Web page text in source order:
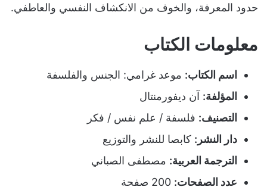
حدود المعرفة، والخوف من الانكشاف النفسي والعاطفي.
معلومات الكتاب
اسم الكتاب: موعد غرامي: الجنس والفلسفة
المؤلفة: آن ديفورمنتال
التصنيف: فلسفة / علم نفس / فكر
دار النشر: كابصا للنشر والتوزيع
الترجمة العربية: مصطفى الصباني
عدد الصفحات: